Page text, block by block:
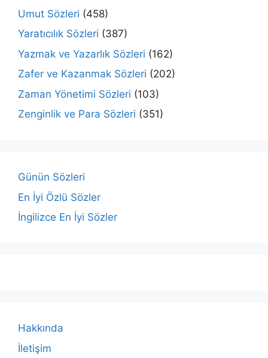
Umut Sözleri (458)
Yaratıcılık Sözleri (387)
Yazmak ve Yazarlık Sözleri (162)
Zafer ve Kazanmak Sözleri (202)
Zaman Yönetimi Sözleri (103)
Zenginlik ve Para Sözleri (351)
Günün Sözleri
En İyi Özlü Sözler
İngilizce En İyi Sözler
Hakkında
İletişim